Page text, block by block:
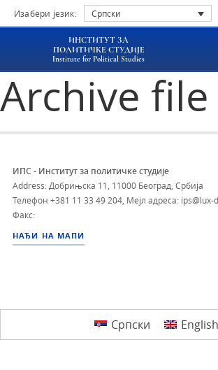
Изабери језик: Српски
ИНСТИТУТ ЗА
ПОЛИТИЧКЕ СТУДИЈЕ
Institute for Political Studies
Archive file
ИПС - Институт за политичке студије
Address: Добрињска 11, 11000 Београд, Србија
Телефон +381 11 33 49 204 Мејл адреса: ips@lux-
Факс:
НАЂИ НА МАПИ
Српски English